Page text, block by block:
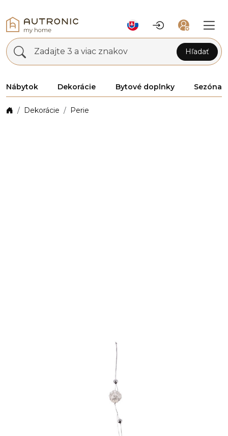
Zadajte 3 a viac znakov Hľadať
Nábytok Dekorácie Bytové doplnky Sezóna
Dekorácie Perie